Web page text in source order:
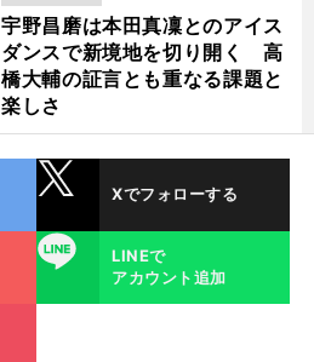
カ
K
」
々
！
宇野昌磨は本田真凜とのアイス
ダンスで新境地を切り開く 高
橋大輔の証言とも重なる課題と
楽しさ
Xでフォローする
LINE
LINEで
アカウント追加